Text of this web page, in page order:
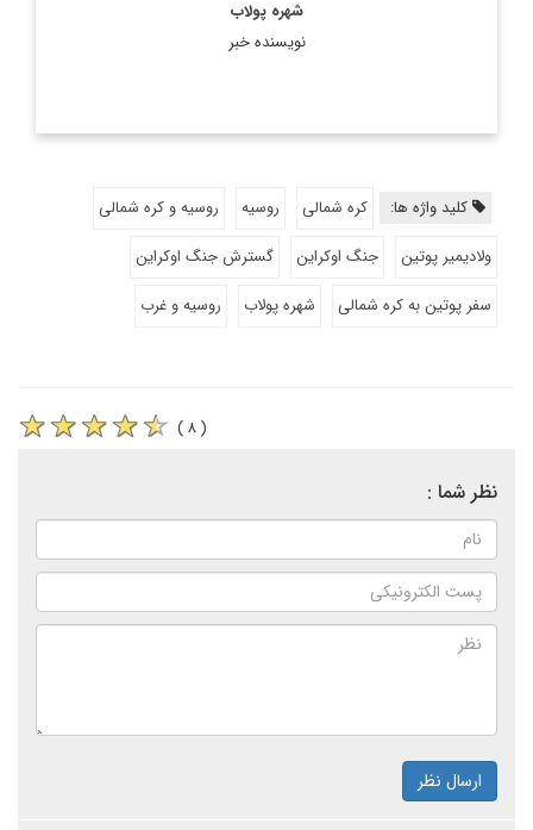
شهره پولاب
نویسنده خبر
کلید واژه ها: کره شمالی روسیه
روسیه و کره شمالی
ولادیمیر پوتین
جنگ اوکراین
گسترش جنگ اوکراین
سفر پوتین به کره شمالی
شهره پولاب روسیه و غرب
( ۸ )
نظر شما :
ارسال نظر